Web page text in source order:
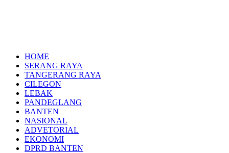
HOME
SERANG RAYA
TANGERANG RAYA
CILEGON
LEBAK
PANDEGLANG
BANTEN
NASIONAL
ADVETORIAL
EKONOMI
DPRD BANTEN